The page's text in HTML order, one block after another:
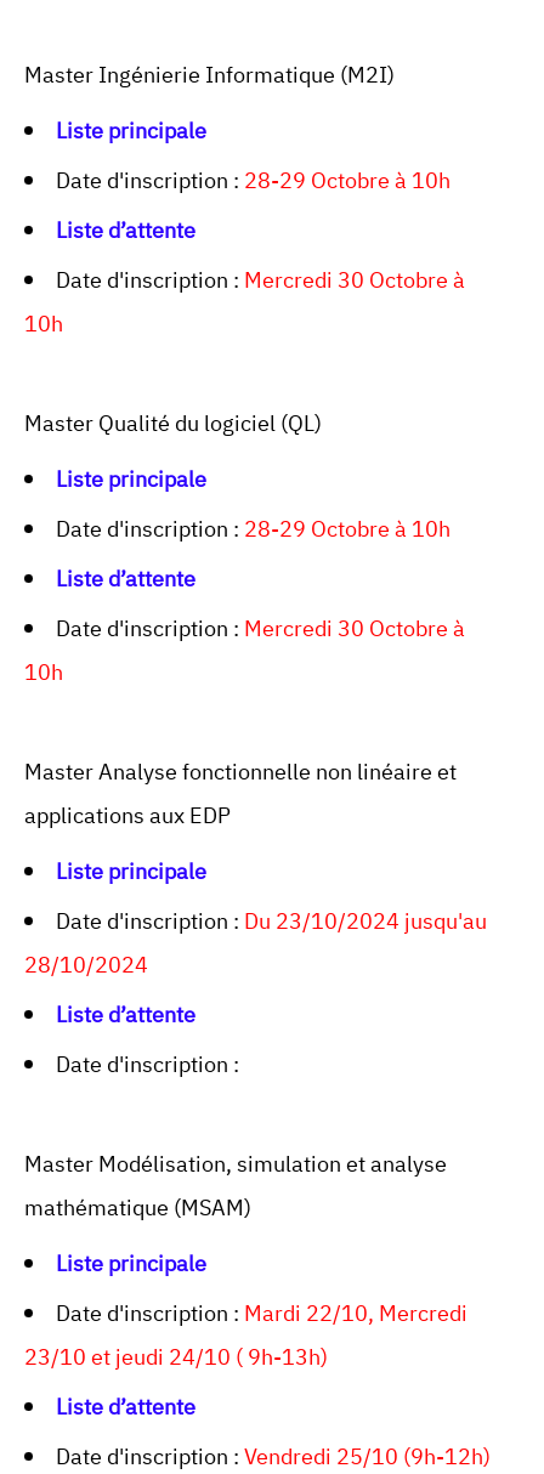
Master Ingénierie Informatique (M2I)
Liste principale
Date d'inscription : 28-29 Octobre à 10h
Liste d’attente
Date d'inscription : Mercredi 30 Octobre à
10h
Master Qualité du logiciel (QL)
Liste principale
Date d'inscription : 28-29 Octobre à 10h
Liste d’attente
Date d'inscription : Mercredi 30 Octobre à
10h
Master Analyse fonctionnelle non linéaire et
applications aux EDP
Liste principale
Date d'inscription : Du 23/10/2024 jusqu'au
28/10/2024
Liste d’attente
Date d'inscription :
Master Modélisation, simulation et analyse
mathématique (MSAM)
Liste principale
Date d'inscription : Mardi 22/10, Mercredi
23/10 et jeudi 24/10 ( 9h-13h)
Liste d’attente
Date d'inscription :Vendredi 25/10 (9h-12h)